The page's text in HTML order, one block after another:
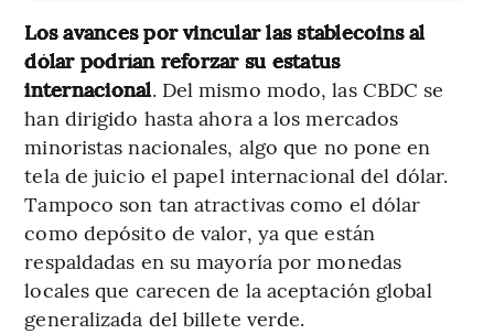
Los avances por vincular las stablecoins al
dólar podrían reforzar su estatus
internacional. Del mismo modo, las CBDC se
han dirigido hasta ahora a los mercados
minoristas nacionales, algo que no pone en
tela de juicio el papel internacional del dólar.
Tampoco son tan atractivas como el dólar
como depósito de valor, ya que están
respaldadas en su mayoría por monedas
locales que carecen de la aceptación global
generalizada del billete verde.